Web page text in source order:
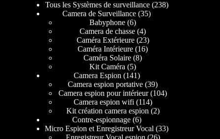
Tous les Systèmes de surveillance 238
Camera de Surveillance 35
Babyphone 6
Camera de chasse 4
Caméra Extérieure 23
Caméra Intérieure 16
Caméra Solaire 8
Kit Caméra
5
Camera Espion 141
Camera espion portative 39
Camera espion pour intérieur 104
Camera espion wifi 114
Kit création camera espion 2
Contre-espionnage 6
Micro Espion et Enregistreur Vocal 33
Enregistreur Vocal espion 26